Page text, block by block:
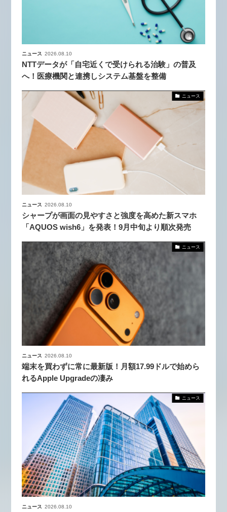
ニュース 2026.08.10
NTTデータが「自宅近くで受けられる治験」の普及
へ！医療機関と連携しシステム基盤を整備
ニュース
ニュース 2026.08.10
シャープが画面の見やすさと強度を高めた新スマホ
「AQUOS wish6」を発表！9月中旬より順次発売
ニュース
ニュース 2026.08.10
端末を買わずに常に最新版！月額17.99ドルで始めら
れるApple Upgradeの凄み
ニュース
ニュース 2026.08.10